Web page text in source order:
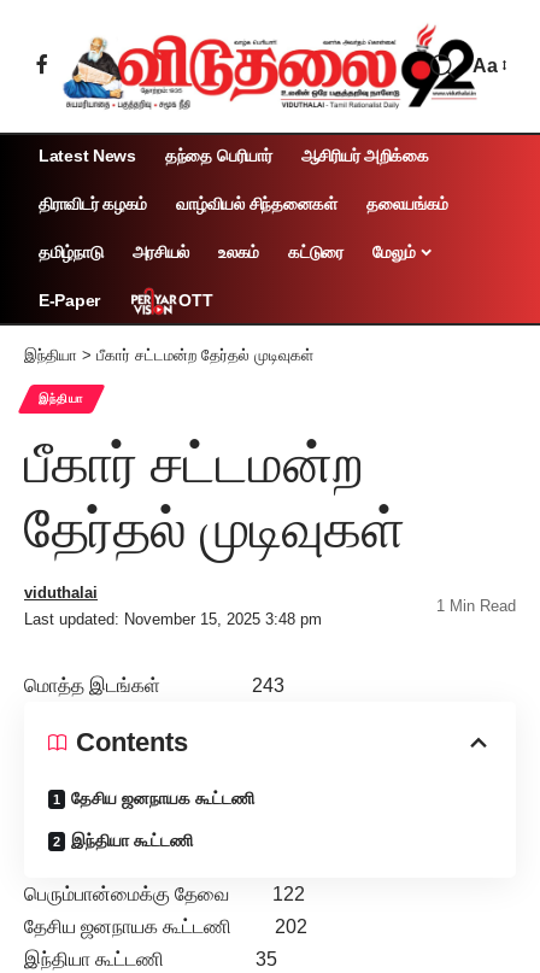
Aa
Latest News தந்தை பெரியார் ஆசிரியர் அறிக்கை
திராவிடர் கழகம் வாழ்வியல் சிந்தனைகள் தலையங்கம்
தமிழ்நாடு அரசியல் உலகம் கட்டுரை மேலும்
E-Paper OTT
இந்தியா > பீகார் சட்டமன்ற தேர்தல் முடிவுகள்
இந்தியா
பீகார் சட்டமன்ற
தேர்தல் முடிவுகள்
Last updated: November 15, 2025 3:48 pm
viduthalai
1 Min Read
மொத்த இடங்கள் 243
Contents
தேசிய ஜனநாயக கூட்டணி
இந்தியா கூட்டணி
பெரும்பான்மைக்கு தேவை 122
தேசிய ஜனநாயக கூட்டணி 202
இந்தியா கூட்டணி 35